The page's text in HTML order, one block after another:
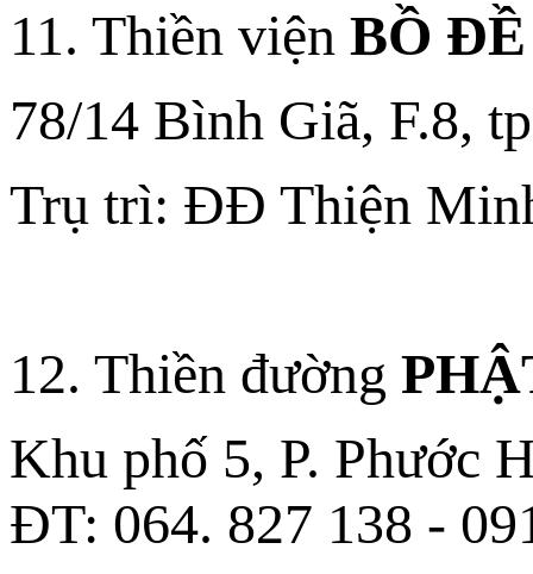
11. Thiền viện BỒ ĐỀ
78/14 Bình Giã, F.8,
Trụ trì: ĐĐ Thiện
12. Thiền đường
Khu phố 5, P. Phước
ÐT: 064. 827 138 -